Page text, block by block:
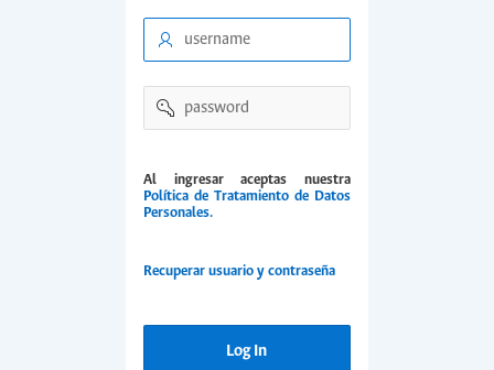
username
password
Al ingresar aceptas nuestra
Política de Tratamiento de Datos
Personales.
Recuperar usuario y contraseña
Log In